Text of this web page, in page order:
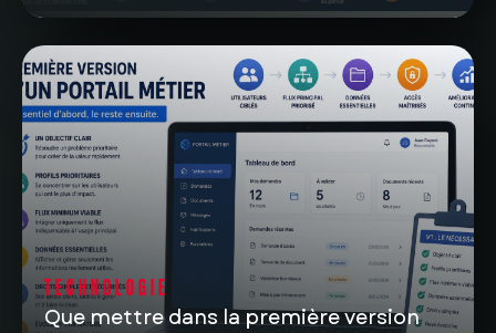
TECHNOLOGIE
Que mettre dans la première version